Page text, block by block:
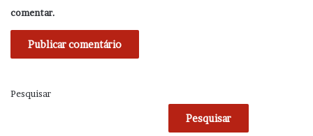
comentar.
Pesquisar
Pesquisar